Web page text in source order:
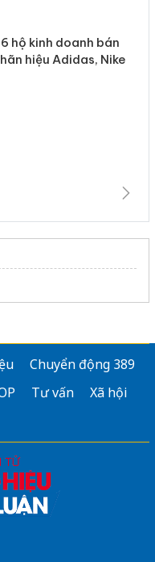
Chuyển động 389
Tư vấn
Xã hội